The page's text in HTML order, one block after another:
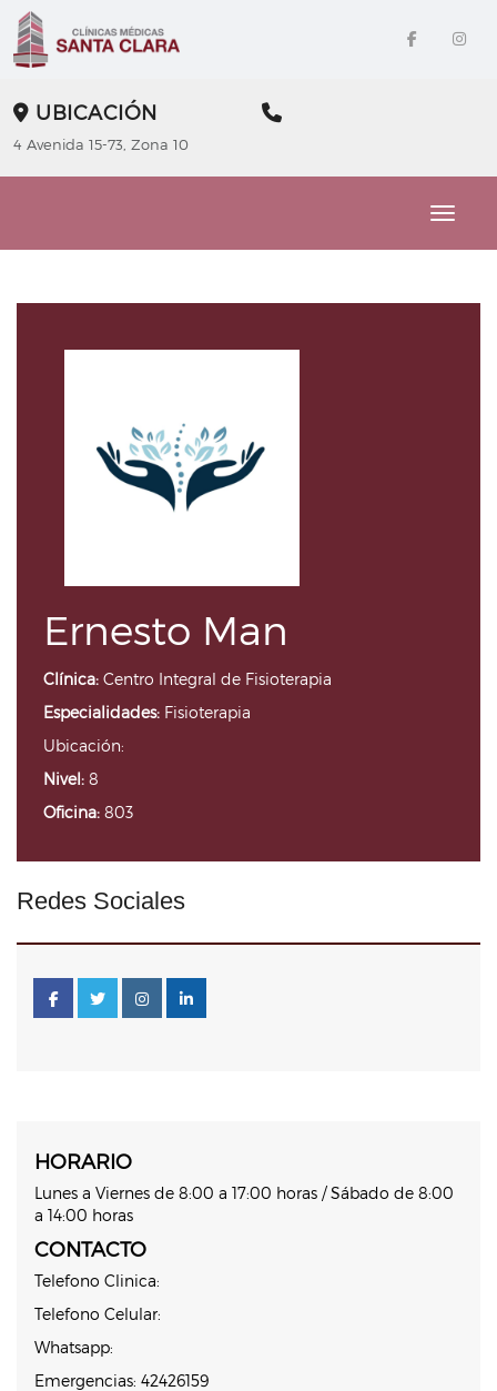
UBICACIÓN
4 Avenida 15-73, Zona 10
Ernesto Man
Clínica: Centro Integral de Fisioterapia
Especialidades: Fisioterapia
Ubicación:
Nivel: 8
Oficina: 803
Redes Sociales
HORARIO
Lunes a Viernes de 8:00 a 17:00 horas / Sábado de 8:00
a 14:00 horas
CONTACTO
Telefono Clinica:
Telefono Celular:
Whatsapp:
Emergencias: 42426159